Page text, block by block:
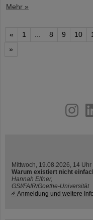
Mehr »
« 1 8 9 10
»
youtube
Mittwoch, 19.08.2026, 14 Uhr
Warum existiert nicht
Hannah Elfner,
GSI/FAIR/Goethe-Universität
Anmeldung und weitere